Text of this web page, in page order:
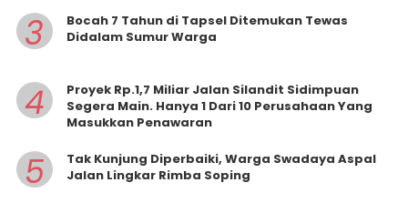
3
Bocah 7 Tahun di Tapsel Ditemukan Tewas
Didalam Sumur Warga
4
Proyek Rp.1,7 Miliar Jalan Silandit Sidimpuan
Segera Main. Hanya 1 Dari 10 Perusahaan Yang
Masukkan Penawaran
5
Tak Kunjung Diperbaiki, Warga Swadaya Aspal
Jalan Lingkar Rimba Soping